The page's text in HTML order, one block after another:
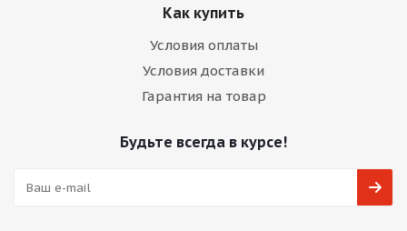
Как купить
Условия оплаты
Условия доставки
Гарантия на товар
Будьте всегда в курсе!